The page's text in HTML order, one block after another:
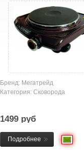
Бренд: Мегатрейд
Категория: Сковорода
1499 руб
Подробнее